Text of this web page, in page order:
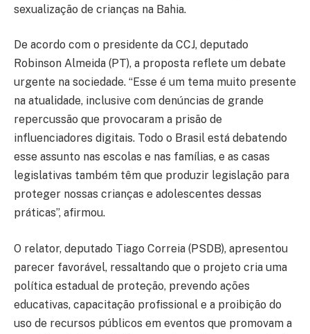
sexualização de crianças na Bahia.
De acordo com o presidente da CCJ, deputado
Robinson Almeida (PT), a proposta reflete um debate
urgente na sociedade. “Esse é um tema muito presente
na atualidade, inclusive com denúncias de grande
repercussão que provocaram a prisão de
influenciadores digitais. Todo o Brasil está debatendo
esse assunto nas escolas e nas famílias, e as casas
legislativas também têm que produzir legislação para
proteger nossas crianças e adolescentes dessas
práticas”, afirmou.
O relator, deputado Tiago Correia (PSDB), apresentou
parecer favorável, ressaltando que o projeto cria uma
política estadual de proteção, prevendo ações
educativas, capacitação profissional e a proibição do
uso de recursos públicos em eventos que promovam a